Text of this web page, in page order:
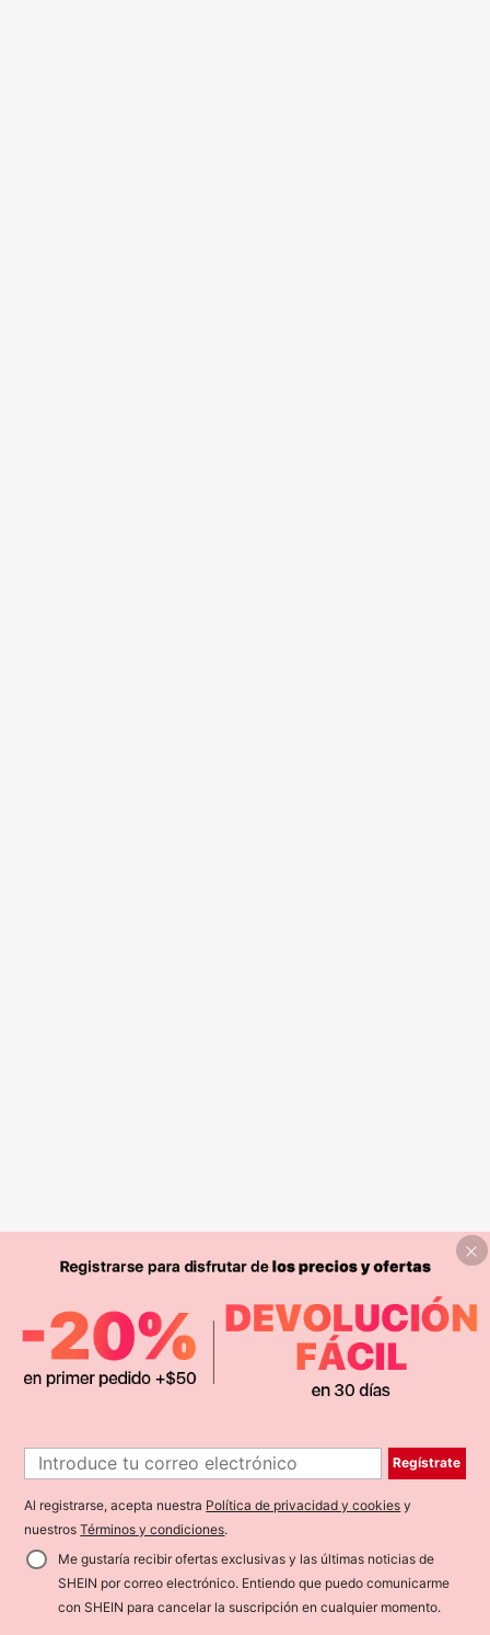
Regístrate
Al registrarse, acepta nuestra Política de privacidad y cookies y
nuestrosTérminos y condiciones.
Me gustaría recibir ofertas exclusivas y las últimas noticias de
SHEIN por correo electrónico. Entiendo que puedo comunicarme
con SHEIN para cancelar la suscripción en cualquier momento.